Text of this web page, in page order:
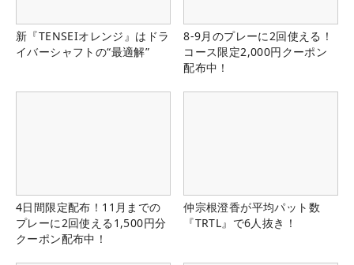
新『TENSEIオレンジ』はドラ
イバーシャフトの“最適解”
8-9月のプレーに2回使える！
コース限定2,000円クーポン
配布中！
4日間限定配布！11月までの
プレーに2回使える1,500円分
クーポン配布中！
仲宗根澄香が平均パット数
『TRTL』で6人抜き！